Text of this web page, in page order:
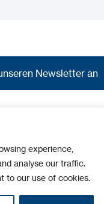
experience,
analyse our traffic.
to our use of cookies.
Newsletter an
und
zu erhalten.